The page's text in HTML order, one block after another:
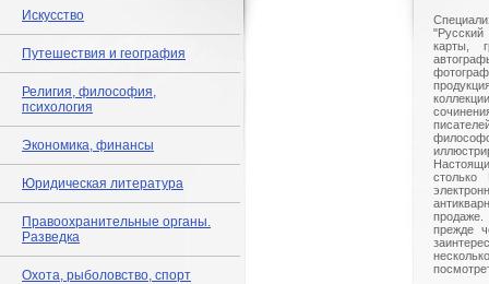
Искусство
Путешествия и география
Религия, философия,
психология
Экономика, финансы
Юридическая литература
Правоохранительные органы.
Разведка
Охота, рыболовство, спорт
"Русский
карты,
столько
прежде